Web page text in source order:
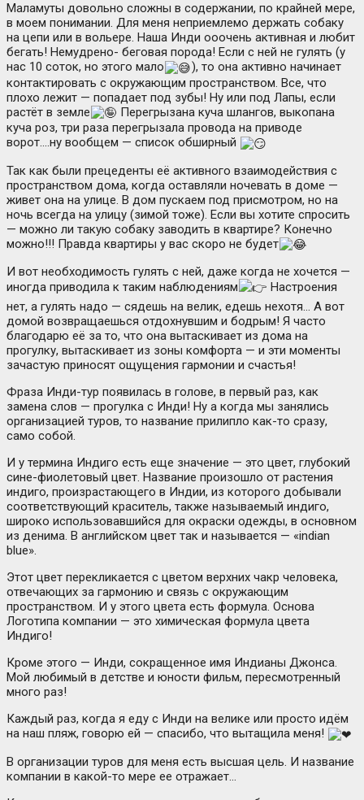
Маламуты довольно сложны в содержании, по крайней мере,
в моем понимании. Для меня неприемлемо держать собаку
на цепи или в вольере. Наша Инди ооочень активная и любит
бегать! Немудрено- беговая порода! Если с ней не гулять (у
нас 10 соток, но этого мало
), то она активно начинает
контактировать с окружающим пространством. Все, что
плохо лежит — попадает под зубы! Ну или под Лапы, если
растёт в земле
Перегрызана куча шлангов, выкопана
куча роз, три раза перегрызала провода на приводе
ворот….ну вообщем — список обширный
Так как были прецеденты её активного взаимодействия с
пространством дома, когда оставляли ночевать в доме —
живет она на улице. В дом пускаем под присмотром, но на
ночь всегда на улицу (зимой тоже). Если вы хотите спросить
— можно ли такую собаку заводить в квартире? Конечно
можно!!! Правда квартиры у вас скоро не будет
И вот необходимость гулять с ней, даже когда не хочется —
иногда приводила к таким наблюдениям
Настроения
нет, а гулять надо — сядешь на велик, едешь нехотя… А вот
домой возвращаешься отдохнувшим и бодрым! Я часто
благодарю её за то, что она вытаскивает из дома на
прогулку, вытаскивает из зоны комфорта — и эти моменты
зачастую приносят ощущения гармонии и счастья!
Фраза Инди-тур появилась в голове, в первый раз, как
замена слов — прогулка с Инди! Ну а когда мы занялись
организацией туров, то название прилипло как-то сразу,
само собой.
И у термина Индиго есть еще значение — это цвет, глубокий
сине-фиолетовый цвет. Название произошло от растения
индиго, произрастающего в Индии, из которого добывали
соответствующий краситель, также называемый индиго,
широко использовавшийся для окраски одежды, в основном
из денима. В английском цвет так и называется — «indian
blue».
Этот цвет перекликается с цветом верхних чакр человека,
отвечающих за гармонию и связь с окружающим
пространством. И у этого цвета есть формула. Основа
Логотипа компании — это химическая формула цвета
Индиго!
Кроме этого — Инди, сокращенное имя Индианы Джонса.
Мой любимый в детстве и юности фильм, пересмотренный
много раз!
Каждый раз, когда я еду с Инди на велике или просто идём
на наш пляж, говорю ей — спасибо, что вытащила меня!
В организации туров для меня есть высшая цель. И название
компании в какой-то мере ее отражает…